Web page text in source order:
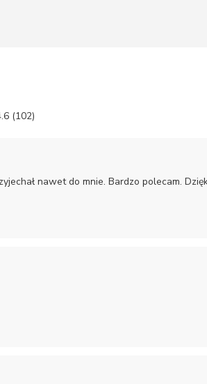
(102)
nawet do mnie. Bardzo polecam.